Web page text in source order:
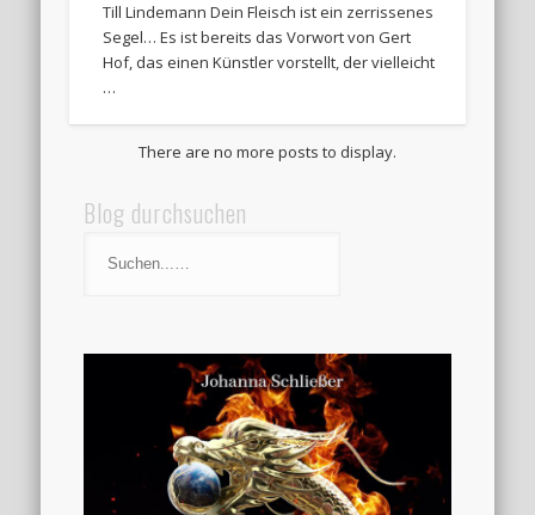
Till Lindemann Dein Fleisch ist ein zerrissenes
Segel… Es ist bereits das Vorwort von Gert
Hof, das einen Künstler vorstellt, der vielleicht
…